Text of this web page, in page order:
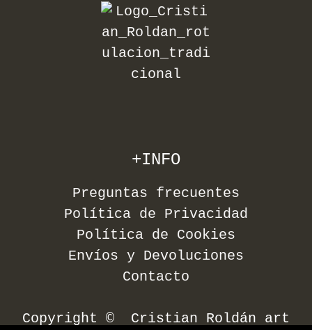
+INFO
Preguntas frecuentes
Política de Privacidad
Política de Cookies
Envíos y Devoluciones
Contacto
Copyright © Cristian Roldán art